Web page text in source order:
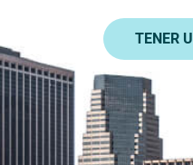
TENER